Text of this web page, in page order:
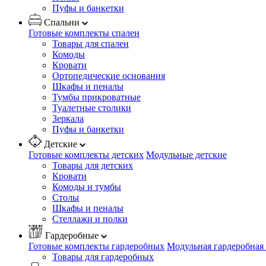
Пуфы и банкетки
Спальни
Готовые комплекты спален
Товары для спален
Комоды
Кровати
Ортопедические основания
Шкафы и пеналы
Тумбы прикроватные
Туалетные столики
Зеркала
Пуфы и банкетки
Детские
Готовые комплекты детских Модульные детские
Товары для детских
Кровати
Комоды и тумбы
Столы
Шкафы и пеналы
Стеллажи и полки
Гардеробные
Готовые комплекты гардеробных Модульная
Товары для гардеробных